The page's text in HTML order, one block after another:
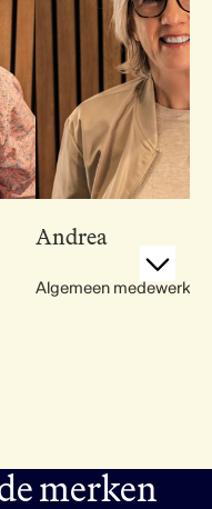
Andrea
Algemeen medewerker
merken